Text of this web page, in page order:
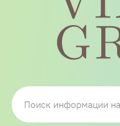
Сорта Винограда:
технологии посадки и